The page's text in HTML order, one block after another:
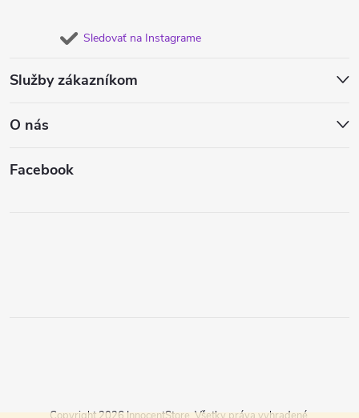
Sledovať na Instagrame
Služby zákazníkom
O nás
Facebook